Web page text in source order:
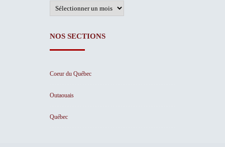
Archives
NOS SECTIONS
Coeur du Québec
Outaouais
Québec